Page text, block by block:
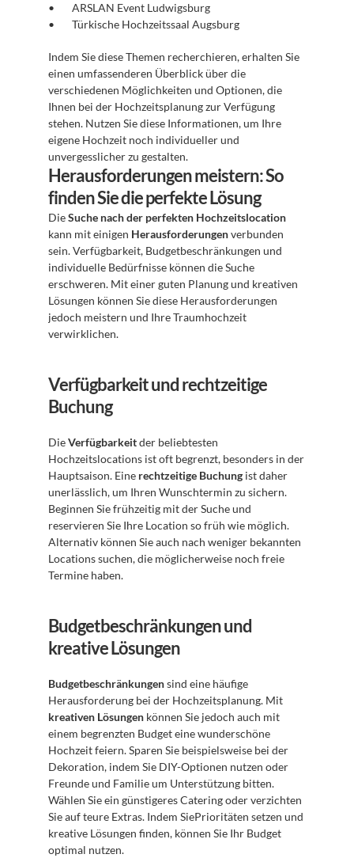
ARSLAN Event Ludwigsburg
Türkische Hochzeitssaal Augsburg
Indem Sie diese Themen recherchieren, erhalten Sie
einen umfassenderen Überblick über die
verschiedenen Möglichkeiten und Optionen, die
Ihnen bei der Hochzeitsplanung zur Verfügung
stehen. Nutzen Sie diese Informationen, um Ihre
eigene Hochzeit noch individueller und
unvergesslicher zu gestalten.
Herausforderungen meistern: So
finden Sie die perfekte Lösung
Die Suche nach der perfekten Hochzeitslocation
kann mit einigen Herausforderungen verbunden
sein. Verfügbarkeit, Budgetbeschränkungen und
individuelle Bedürfnisse können die Suche
erschweren. Mit einer guten Planung und kreativen
Lösungen können Sie diese Herausforderungen
jedoch meistern und Ihre Traumhochzeit
verwirklichen.
Verfügbarkeit und rechtzeitige
Buchung
Die Verfügbarkeit der beliebtesten
Hochzeitslocations ist oft begrenzt, besonders in der
Hauptsaison. Eine rechtzeitige Buchung ist daher
unerlässlich, um Ihren Wunschtermin zu sichern.
Beginnen Sie frühzeitig mit der Suche und
reservieren Sie Ihre Location so früh wie möglich.
Alternativ können Sie auch nach weniger bekannten
Locations suchen, die möglicherweise noch freie
Termine haben.
Budgetbeschränkungen und
kreative Lösungen
Budgetbeschränkungen sind eine häufige
kreativen Lösungen können Sie jedoch auch mit
einem begrenzten Budget eine wunderschöne
Hochzeit feiern. Sparen Sie beispielsweise bei der
Dekoration, indem Sie DIY-Optionen nutzen oder
Freunde und Familie um Unterstützung bitten.
Wählen Sie ein günstigeres Catering oder verzichten
Sie auf teure Extras. Indem SiePrioritäten setzen und
kreative Lösungen finden, können Sie Ihr Budget
optimal nutzen.